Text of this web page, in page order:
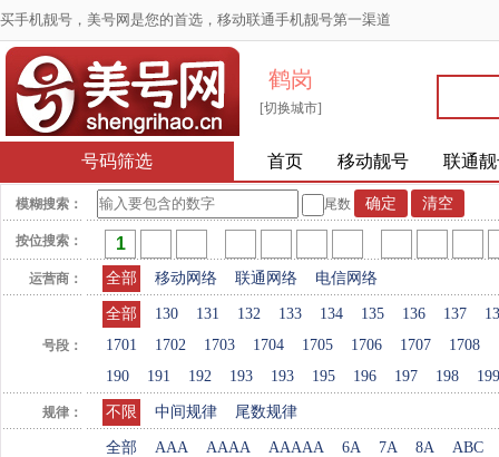
买手机靓号，美号网是您的首选，移动联通手机靓号第一渠道
鹤岗
[切换城市]
号码筛选 首页 移动靓号 联通
模糊搜索： 尾数
按位搜索：
运营商： 全部 移动网络 联通网络 电信网络
号段：
全部 130 131 132 133 134 135 136 137
1701
1702 1703 1704 1705 1706 1707 1708
190
191 192 193 193 195 196 197 198 199
规律： 不限 中间规律 尾数规律
全部 AAA AAAA AAAAA 6A 7A 8A
ABC